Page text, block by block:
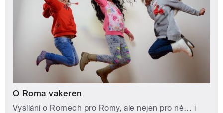
O Roma vakeren
Vysílání o Romech pro Romy, ale nejen pro ně… i